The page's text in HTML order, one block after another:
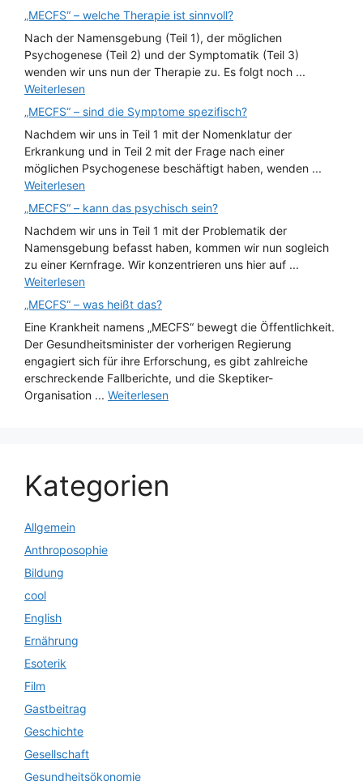
„MECFS“ – welche Therapie ist sinnvoll?
Nach der Namensgebung (Teil 1), der möglichen
Psychogenese (Teil 2) und der Symptomatik (Teil 3)
wenden wir uns nun der Therapie zu. Es folgt noch ...
Weiterlesen
„MECFS“ – sind die Symptome spezifisch?
Nachdem wir uns in Teil 1 mit der Nomenklatur der
Erkrankung und in Teil 2 mit der Frage nach einer
möglichen Psychogenese beschäftigt haben, wenden ...
Weiterlesen
„MECFS“ – kann das psychisch sein?
Nachdem wir uns in Teil 1 mit der Problematik der
Namensgebung befasst haben, kommen wir nun sogleich
zu einer Kernfrage. Wir konzentrieren uns hier auf ...
Weiterlesen
„MECFS“ – was heißt das?
Eine Krankheit namens „MECFS“ bewegt die Öffentlichkeit.
Der Gesundheitsminister der vorherigen Regierung
engagiert sich für ihre Erforschung, es gibt zahlreiche
erschreckende Fallberichte, und die Skeptiker-
Organisation ... Weiterlesen
Kategorien
Allgemein
Anthroposophie
Bildung
cool
English
Ernährung
Esoterik
Film
Gastbeitrag
Geschichte
Gesellschaft
Gesundheitsökonomie